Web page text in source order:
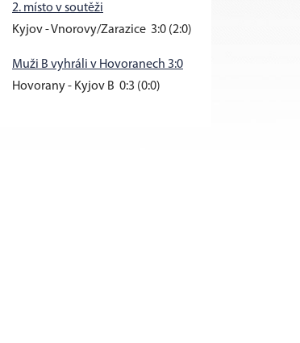
2. místo v soutěži
Kyjov - Vnorovy/Zarazice 3:0 (2:0)
Muži B vyhráli v Hovoranech 3:0
Hovorany - Kyjov B 0:3 (0:0)